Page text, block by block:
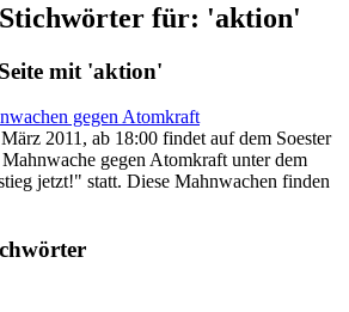
für: 'aktion'
mit 'aktion'
gegen Atomkraft
2011, ab 18:00 findet auf dem Soester
gegen Atomkraft unter dem
jetzt!" statt. Diese Mahnwachen finden